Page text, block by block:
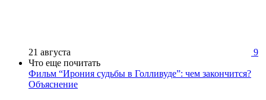
21 августа
9
Что еще почитать
Фильм “Ирония судьбы в Голливуде”: чем закончится?
Объяснение